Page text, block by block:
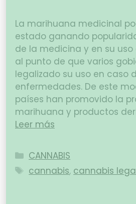
La marihuana medicinal
estado ganando
de la medicina y en su
al punto de que varios
legalizado su uso en caso
enfermedades. De este
países han promovido la
marihuana y productos
Leer más
CANNABIS
cannabis, cannabis